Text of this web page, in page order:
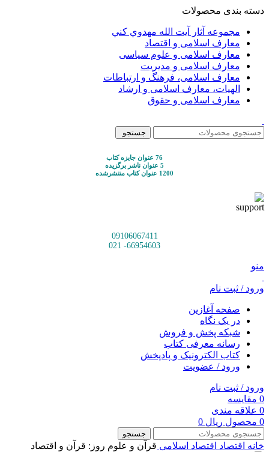
دسته بندی محصولات
مجموعه آثار آيت الله مهدوي كني
معارف اسلامی و اقتصاد
معارف اسلامی و علوم سیاسی
معارف اسلامی و مدیریت
معارف اسلامی، فرهنگ و ارتباطات
الهیات، معارف اسلامی و ارشاد
معارف اسلامی و حقوق
جستجو
76 عنوان جایزه کتاب
5 عنوان ناشر برگزیده
1200 عنوان کتاب منتشرشده
09106067411
66954603- 021
منو
ورود / ثبت نام
صفحه آغازین
در یک نگاه
شبکه پخش و فروش
رسانه معرفی کتاب
کتاب الکترونیک و پادپخش
ورود / عضویت
ورود / ثبت نام
0 مقایسه
0 علاقه مندی
0 محصول ریال
جستجو
خانه اقتصاد اقتصاد اسلامی قرآن و علوم روز: قرآن و اقتصاد